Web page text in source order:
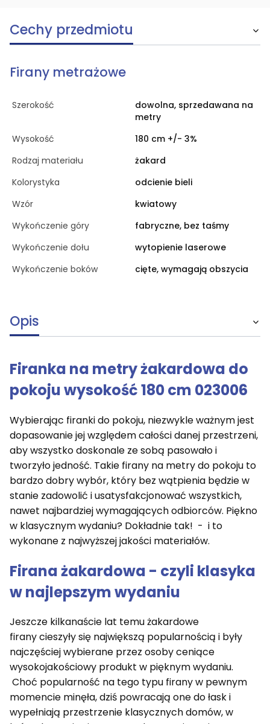
Cechy przedmiotu
Firany metrażowe
Szerokość
dowolna, sprzedawana na
metry
Wysokość
180 cm +/- 3%
Rodzaj materiału
żakard
Kolorystyka
odcienie bieli
Wzór
kwiatowy
Wykończenie góry
fabryczne, bez taśmy
Wykończenie dołu
wytopienie laserowe
Wykończenie boków
cięte, wymagają obszycia
Opis
Firanka na metry żakardowa do
pokoju wysokość 180 cm 023006
Wybierając firanki do pokoju, niezwykle ważnym jest
dopasowanie jej względem całości danej przestrzeni,
aby wszystko doskonale ze sobą pasowało i
tworzyło jedność. Takie firany na metry do pokoju to
bardzo dobry wybór, który bez wątpienia będzie w
stanie zadowolić i usatysfakcjonować wszystkich,
nawet najbardziej wymagających odbiorców. Piękno
w klasycznym wydaniu? Dokładnie tak! - i to
wykonane z najwyższej jakości materiałów.
Firana żakardowa - czyli klasyka
w najlepszym wydaniu
Jeszcze kilkanaście lat temu żakardowe
firany cieszyły się największą popularnością i były
najczęściej wybierane przez osoby ceniące
wysokojakościowy produkt w pięknym wydaniu.
Choć popularność na tego typu firany w pewnym
momencie minęła, dziś powracają one do łask i
wypełniają przestrzenie klasycznych domów, w